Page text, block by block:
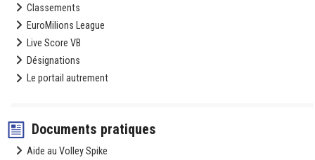
Classements
EuroMilions League
Live Score VB
Désignations
Le portail autrement
Documents pratiques
Aide au Volley Spike